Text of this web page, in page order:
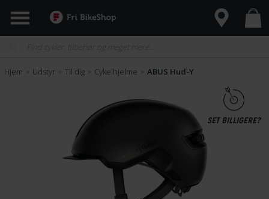
Hjem > Udstyr > Til dig > Cykelhjelme > ABUS Hud-Y
SET BILLIGERE?